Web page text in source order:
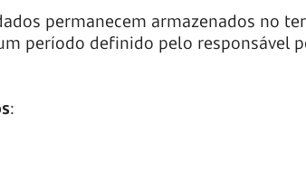
permanecem armazenados no
período definido pelo responsável
: